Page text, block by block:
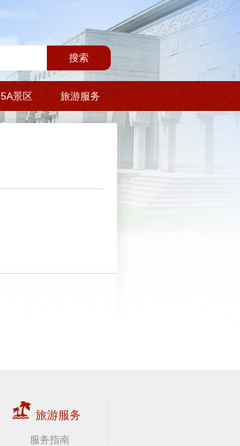
搜索
5A景区 旅游服务
旅游服务
服务指南